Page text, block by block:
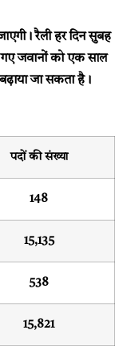
रैली हर दिन सुबह
जवानों को एक साल
जा सकता है।
पदों की संख्या
148
15,135
538
15,821